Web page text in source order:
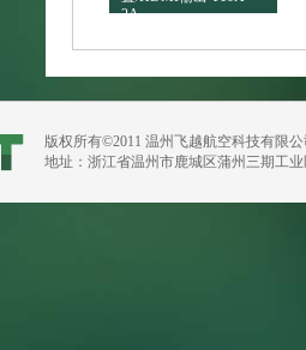
2A
版权所有©2011 温州飞越航空科技有限
地址：浙江省温州市鹿城区蒲州三期工业